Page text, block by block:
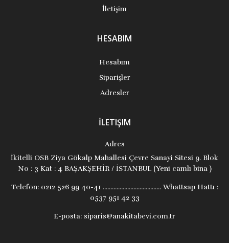
İletişim
HESABIM
Hesabım
Siparişler
Adresler
İLETIŞIM
Adres
İkitelli OSB Ziya Gökalp Mahallesi Çevre Sanayi Sitesi 9. Blok
No : 3 Kat : 4 BAŞAKŞEHİR / İSTANBUL (Yeni camlı bina )
Telefon:0212 526 99 40-41 ...................................... Whattsap Hattı :
0537 951 42 33
E-posta: siparis@anakitabevi.com.tr